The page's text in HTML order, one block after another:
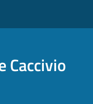
Caccivio